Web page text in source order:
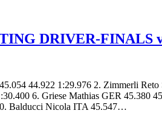
DRIVER-FINALS
44.922 1:29.976 2. Zimmerli
6. Griese Mathias GER
Balducci Nicola ITA 45.547…